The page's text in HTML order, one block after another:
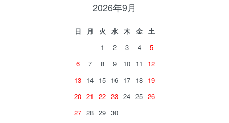
2026年9月
日 月 火 水 木 金
土
1
2 3 4
5
6
7 8 9 10 11
12
13 14 15 16 17 18 19
20 21 22 23 24 25 26
27 28 29 30